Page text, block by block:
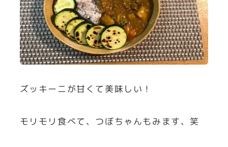
ズッキーニが甘くて美味しい！
モリモリ食べて、つぼちゃんもみます、笑